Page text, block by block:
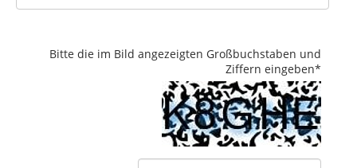
Bitte die im Bild angezeigten Großbuchstaben und
Ziffern eingeben*